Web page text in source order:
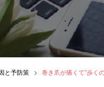
と予防策 巻き爪が痛くて”歩く